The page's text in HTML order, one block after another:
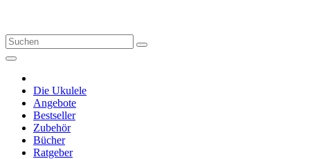
springen
Die Ukulele
Angebote
Bestseller
Zubehör
Bücher
Ratgeber